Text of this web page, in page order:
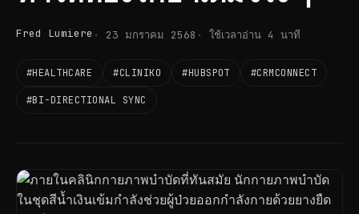
Fred Lumiere 23 มกราคม 2568 ใช้เวลาอ่าน 4 นาที
#HEALTHCARE #CLINIKO #HUBSPOT #CRMCONNECT
#BI-DIRECTIONAL SYNC